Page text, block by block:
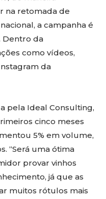
na retomada de
a campanha é
Dentro da
como vídeos,
da
pela Ideal Consulting,
cinco meses
5% em volume,
“Será uma ótima
provar vinhos
já que as
muitos rótulos mais